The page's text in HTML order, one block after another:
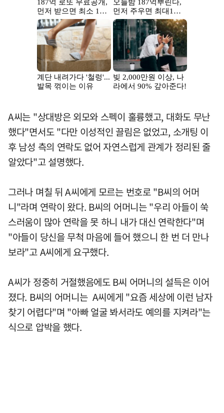
A씨는 "상대방은 외모와 스펙이 훌륭했고, 대화도 무난
했다"면서도 "다만 이성적인 끌림은 없었고, 소개팅 이
후 남성 측의 연락도 없어 자연스럽게 관계가 정리된 줄
알았다"고 설명했다.
그러나 며칠 뒤 A씨에게 모르는 번호로 "B씨의 어머
니"라며 연락이 왔다. B씨의 어머니는 "우리 아들이 쑥
스러움이 많아 연락을 못 하니 내가 대신 연락한다"며
"아들이 당신을 무척 마음에 들어 했으니 한 번 더 만나
보라"고 A씨에게 요구했다.
A씨가 정중히 거절했음에도 B씨 어머니의 설득은 이어
졌다. B씨의 어머니는 A씨에게 "요즘 세상에 이런 남자
찾기 어렵다"며 "아빠 얼굴 봐서라도 예의를 지켜라"는
식으로 압박을 했다.